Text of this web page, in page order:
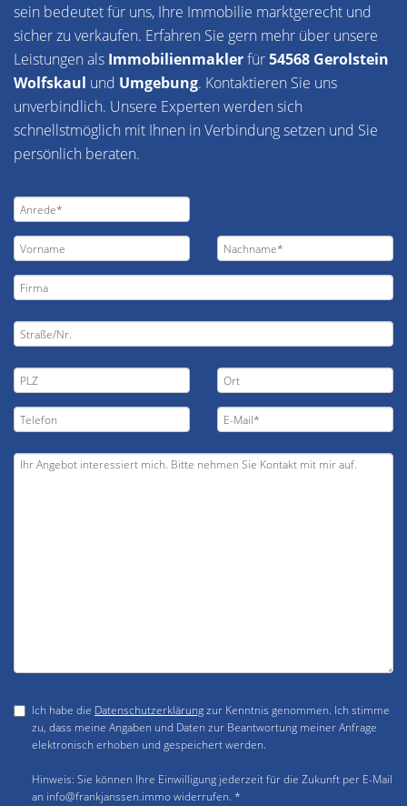
sein bedeutet für uns, Ihre Immobilie marktgerecht und
sicher zu verkaufen. Erfahren Sie gern mehr über unsere
Leistungen als Immobilienmaklerfür54568 Gerolstein
Wolfskaul und Umgebung. Kontaktieren Sie uns
unverbindlich. Unsere Experten werden sich
schnellstmöglich mit Ihnen in Verbindung setzen und Sie
persönlich beraten.
Ich habe die Datenschutzerklärungzur Kenntnis genommen. Ich stimme
zu, dass meine Angaben und Daten zur Beantwortung meiner Anfrage
elektronisch erhoben und gespeichert werden.
Hinweis: Sie können Ihre Einwilligung jederzeit für die Zukunft per E-Mail
an info@frankjanssen.immo widerrufen. *